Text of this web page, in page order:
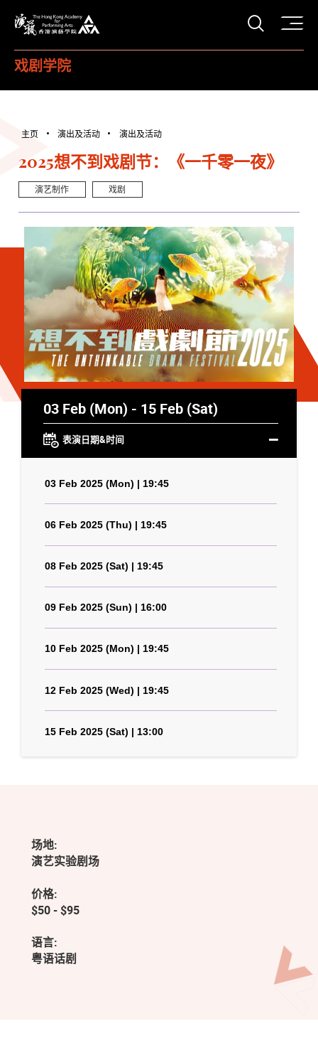
打开
戏剧学院
主页 演出及活动 演出及活动
2025想不到戏剧节：《一千零一夜》
演艺制作 戏剧
03 Feb (Mon) - 15 Feb (Sat)
表演日期&时间
03 Feb 2025 (Mon) | 19:45
06 Feb 2025 (Thu) | 19:45
08 Feb 2025 (Sat) | 19:45
09 Feb 2025 (Sun) | 16:00
10 Feb 2025 (Mon) | 19:45
12 Feb 2025 (Wed) | 19:45
15 Feb 2025 (Sat) | 13:00
场地:
演艺实验剧场
价格:
$50 - $95
语言:
粤语话剧